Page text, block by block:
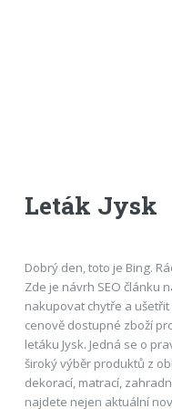
Leták Jysk
Dobrý den, toto je Bing.
Zde je návrh SEO článku
nakupovat chytře a
cenově dostupné zboží
letáku Jysk. Jedná se o
široký výběr produktů z
dekorací, matrací,
najdete nejen aktuální